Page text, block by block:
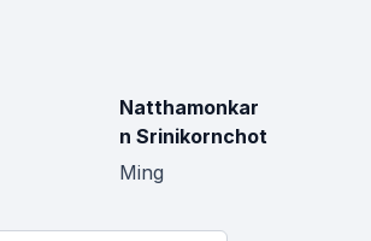
Natthamonkar
n Srinikornchot
Ming